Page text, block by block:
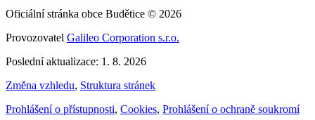
Oficiální stránka obce Budětice © 2026
Provozovatel Galileo Corporation s.r.o.
Poslední aktualizace: 1. 8. 2026
Změna vzhledu, Struktura stránek
Prohlášení o přístupnosti, Cookies, Prohlášení o ochraně soukromí